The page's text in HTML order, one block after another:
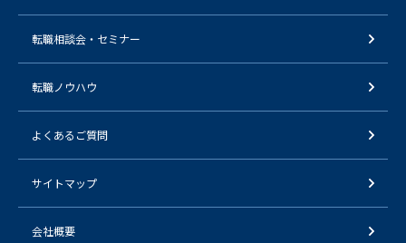
転職相談会・セミナー
転職ノウハウ
よくあるご質問
サイトマップ
会社概要